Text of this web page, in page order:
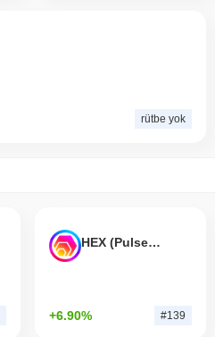
rütbe yok
HEX (Pulsechain)
+6.90% #139